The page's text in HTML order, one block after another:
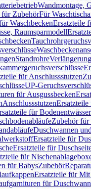
Wandmontage,
für ZubehörFür
WaschbeckenErsatzteile
Raumsparmodell
Standrohre
für Anschlussstutzen
UP-
für Ausgussbecken
AnschlussstutzenErsatzteile
für
Zubehör für
Duschwannen
Ersatzteile für
Ersatzteile für
für
für BabysZubehör
Ersatzteile für
für